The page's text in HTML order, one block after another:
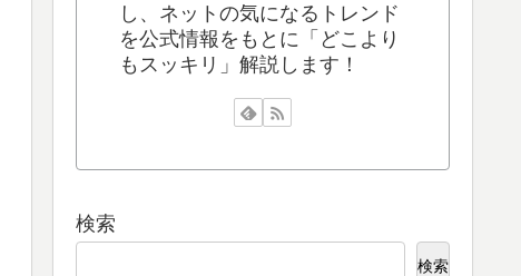
し、ネットの気になるトレンド
を公式情報をもとに「どこより
もスッキリ」解説します！
検索
検索